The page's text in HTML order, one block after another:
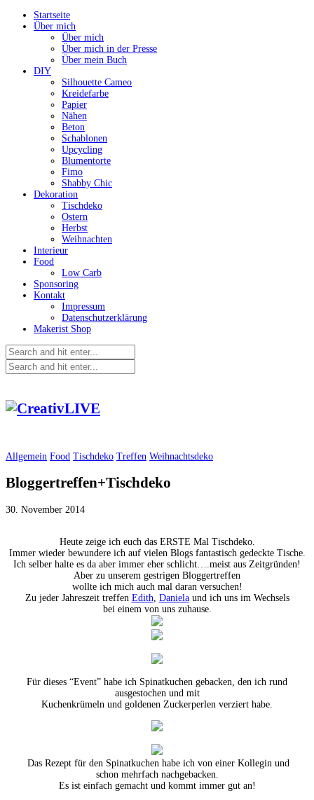
Startseite
Über mich
Über mich
Über mich in der Presse
Über mein Buch
DIY
Silhouette Cameo
Kreidefarbe
Papier
Nähen
Beton
Schablonen
Upcycling
Blumentorte
Fimo
Shabby Chic
Dekoration
Tischdeko
Ostern
Herbst
Weihnachten
Interieur
Food
Low Carb
Sponsoring
Kontakt
Impressum
Datenschutzerklärung
Makerist Shop
Allgemein Food Tischdeko Treffen Weihnachtsdeko
Bloggertreffen+Tischdeko
30. November 2014
Heute zeige ich euch das ERSTE Mal Tischdeko.
Immer wieder bewundere ich auf vielen Blogs fantastisch gedeckte Tische.
Ich selber halte es da aber immer eher schlicht….meist aus Zeitgründen!
Aber zu unserem gestrigen Bloggertreffen
wollte ich mich auch mal daran versuchen!
Zu jeder Jahreszeit treffen Edith Danielaund ich uns im Wechsels
bei einem von uns zuhause.
Für dieses “Event” habe ich Spinatkuchen gebacken, den ich rund
ausgestochen und mit
Kuchenkrümeln und goldenen Zuckerperlen verziert habe.
Das Rezept für den Spinatkuchen habe ich von einer Kollegin und
schon mehrfach nachgebacken.
Es ist einfach gemacht und kommt immer gut an!